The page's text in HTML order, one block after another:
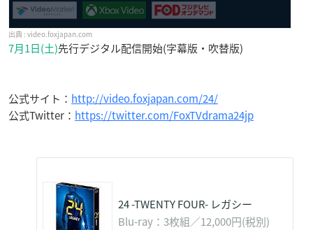
video.foxjapan.com
7月1日(土)先行デジタル配信開始(字幕版・吹替版)
公式サイト： http://video.foxjapan.com/24/
公式Twitter： https://twitter.com/FoxTVdrama24jp
24 -TWENTY FOUR- レガシー
Blu-ray：3枚組／12,000円(税別)